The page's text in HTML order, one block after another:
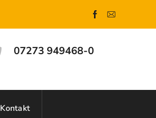
07273 949468-0
Kontakt